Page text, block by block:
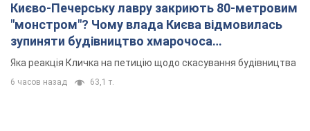
Києво-Печерську лавру закриють 80-метровим
"монстром"? Чому влада Києва відмовилась
зупиняти будівництво хмарочоса
"московського вірянина"
Яка реакція Кличка на петицію щодо скасування будівництва
6 часов назад 63,1 т.